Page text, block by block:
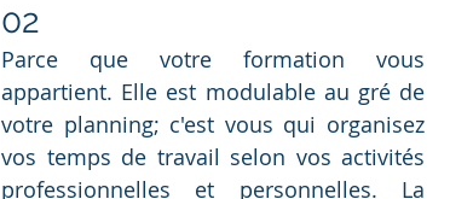
02
Parce que votre formation vous
appartient. Elle est modulable au gré de
votre planning; c'est vous qui organisez
vos temps de travail selon vos activités
professionnelles et personnelles. La